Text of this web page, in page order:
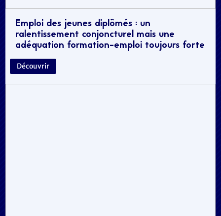
Emploi des jeunes diplômés : un
ralentissement conjoncturel mais une
adéquation formation-emploi toujours forte
Découvrir